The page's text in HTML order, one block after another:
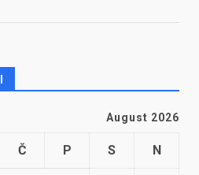
August 2026
Č P S N